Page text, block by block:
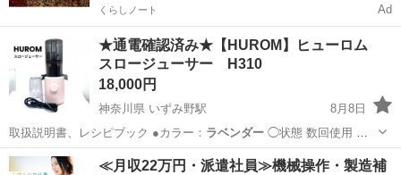
くらしノート Ad
★通電確認済み★【HUROM】ヒューロム
スロージューサー H310
18,000円
神奈川県 いずみ野駅
8月8日
取扱説明書、レシピブック ●カラー： ラベンダー◯状態 数回使用 目
立った汚れは…
神奈川 横浜市 いずみ野駅 キッチン家電
≪月収22万円・派遣社員≫機械操作・製造補